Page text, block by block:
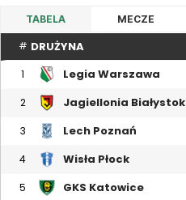
TABELA MECZE
# DRUŻYNA
1 Legia Warszawa
2 Jagiellonia Białystok
3 Lech Poznań
4 Wisła Płock
5 GKS Katowice